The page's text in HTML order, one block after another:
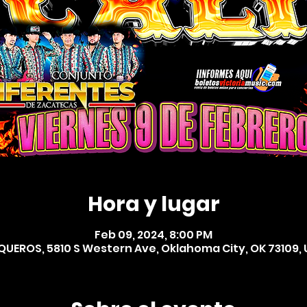
Hora y lugar
Feb 09, 2024, 8:00 PM
5810 S Western Ave, Oklahoma City, OK 73109,